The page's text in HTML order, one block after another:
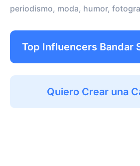
periodismo, moda, humor,
Top Influencers Bandar
Quiero Crear una